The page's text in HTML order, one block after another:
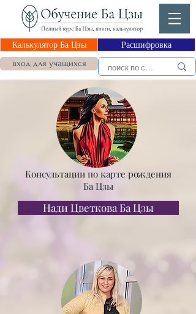
Калькулятор Ба Цзы Расшифровка
вход для учащихся
Консультации по карте рождения
Ба Цзы
Нади Цветкова Ба Цзы